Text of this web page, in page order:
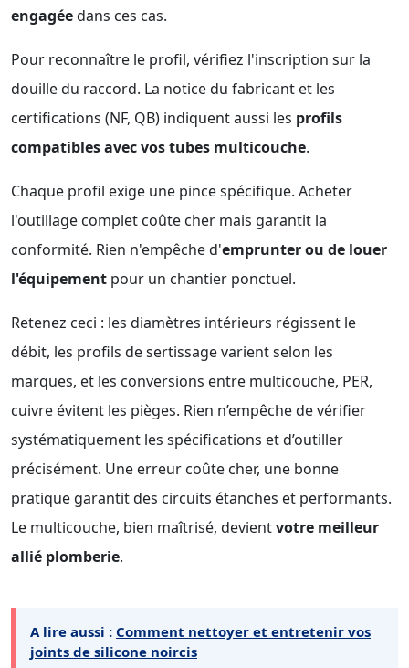
engagéedans ces cas.
Pour reconnaître le profil, vérifiez l'inscription sur la
douille du raccord. La notice du fabricant et les
certifications (NF, QB) indiquent aussi les profils
compatibles avec vos tubes multicouche.
Chaque profil exige une pince spécifique. Acheter
l'outillage complet coûte cher mais garantit la
conformité. Rien n'empêche d'emprunter ou de louer
l'équipement pour un chantier ponctuel.
Retenez ceci : les diamètres intérieurs régissent le
débit, les profils de sertissage varient selon les
marques, et les conversions entre multicouche, PER,
cuivre évitent les pièges. Rien n’empêche de vérifier
systématiquement les spécifications et d’outiller
précisément. Une erreur coûte cher, une bonne
pratique garantit des circuits étanches et performants.
Le multicouche, bien maîtrisé, devientvotre meilleur
allié plomberie.
A lire aussi : Comment nettoyer et entretenir vos
joints de silicone noircis